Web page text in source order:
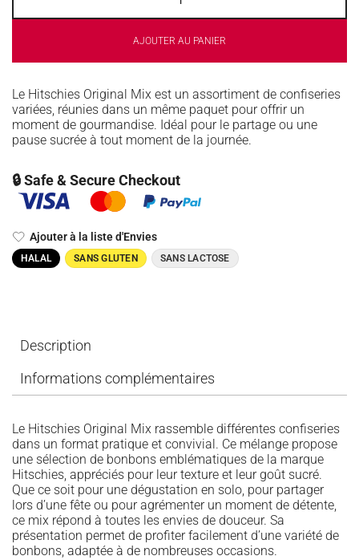
AJOUTER AU PANIER
Le Hitschies Original Mix est un assortiment de confiseries
variées, réunies dans un même paquet pour offrir un
moment de gourmandise. Idéal pour le partage ou une
pause sucrée à tout moment de la journée.
🔒 Safe & Secure Checkout
Ajouter à la liste d'Envies
HALAL SANS GLUTEN SANS LACTOSE
Description
Informations complémentaires
Le Hitschies Original Mix rassemble différentes confiseries
dans un format pratique et convivial. Ce mélange propose
une sélection de bonbons emblématiques de la marque
Hitschies, appréciés pour leur texture et leur goût sucré.
Que ce soit pour une dégustation en solo, pour partager
lors d’une fête ou pour agrémenter un moment de détente,
ce mix répond à toutes les envies de douceur. Sa
présentation permet de profiter facilement d’une variété de
bonbons, adaptée à de nombreuses occasions.